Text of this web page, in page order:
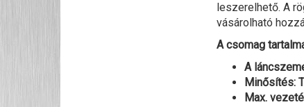
leszerelhető. A
vásárolható
A csomag
A
Minősítés:
Max.